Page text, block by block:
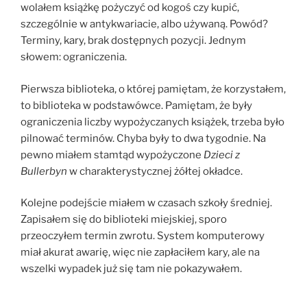
wolałem książkę pożyczyć od kogoś czy kupić,
szczególnie w antykwariacie, albo używaną. Powód?
Terminy, kary, brak dostępnych pozycji. Jednym
słowem: ograniczenia.
Pierwsza biblioteka, o której pamiętam, że korzystałem,
to biblioteka w podstawówce. Pamiętam, że były
ograniczenia liczby wypożyczanych książek, trzeba było
pilnować terminów. Chyba były to dwa tygodnie. Na
pewno miałem stamtąd wypożyczone Dzieci z
Bullerbyn w charakterystycznej żółtej okładce.
Kolejne podejście miałem w czasach szkoły średniej.
Zapisałem się do biblioteki miejskiej, sporo
przeoczyłem termin zwrotu. System komputerowy
miał akurat awarię, więc nie zapłaciłem kary, ale na
wszelki wypadek już się tam nie pokazywałem.